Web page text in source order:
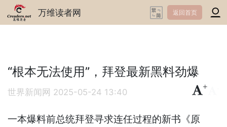
万维读者网 返回首页
“根本无法使用”，拜登最新黑料劲爆
世界新闻网 2025-05-24 13:40
+
一本爆料前总统拜登寻求连任过程的新书《原